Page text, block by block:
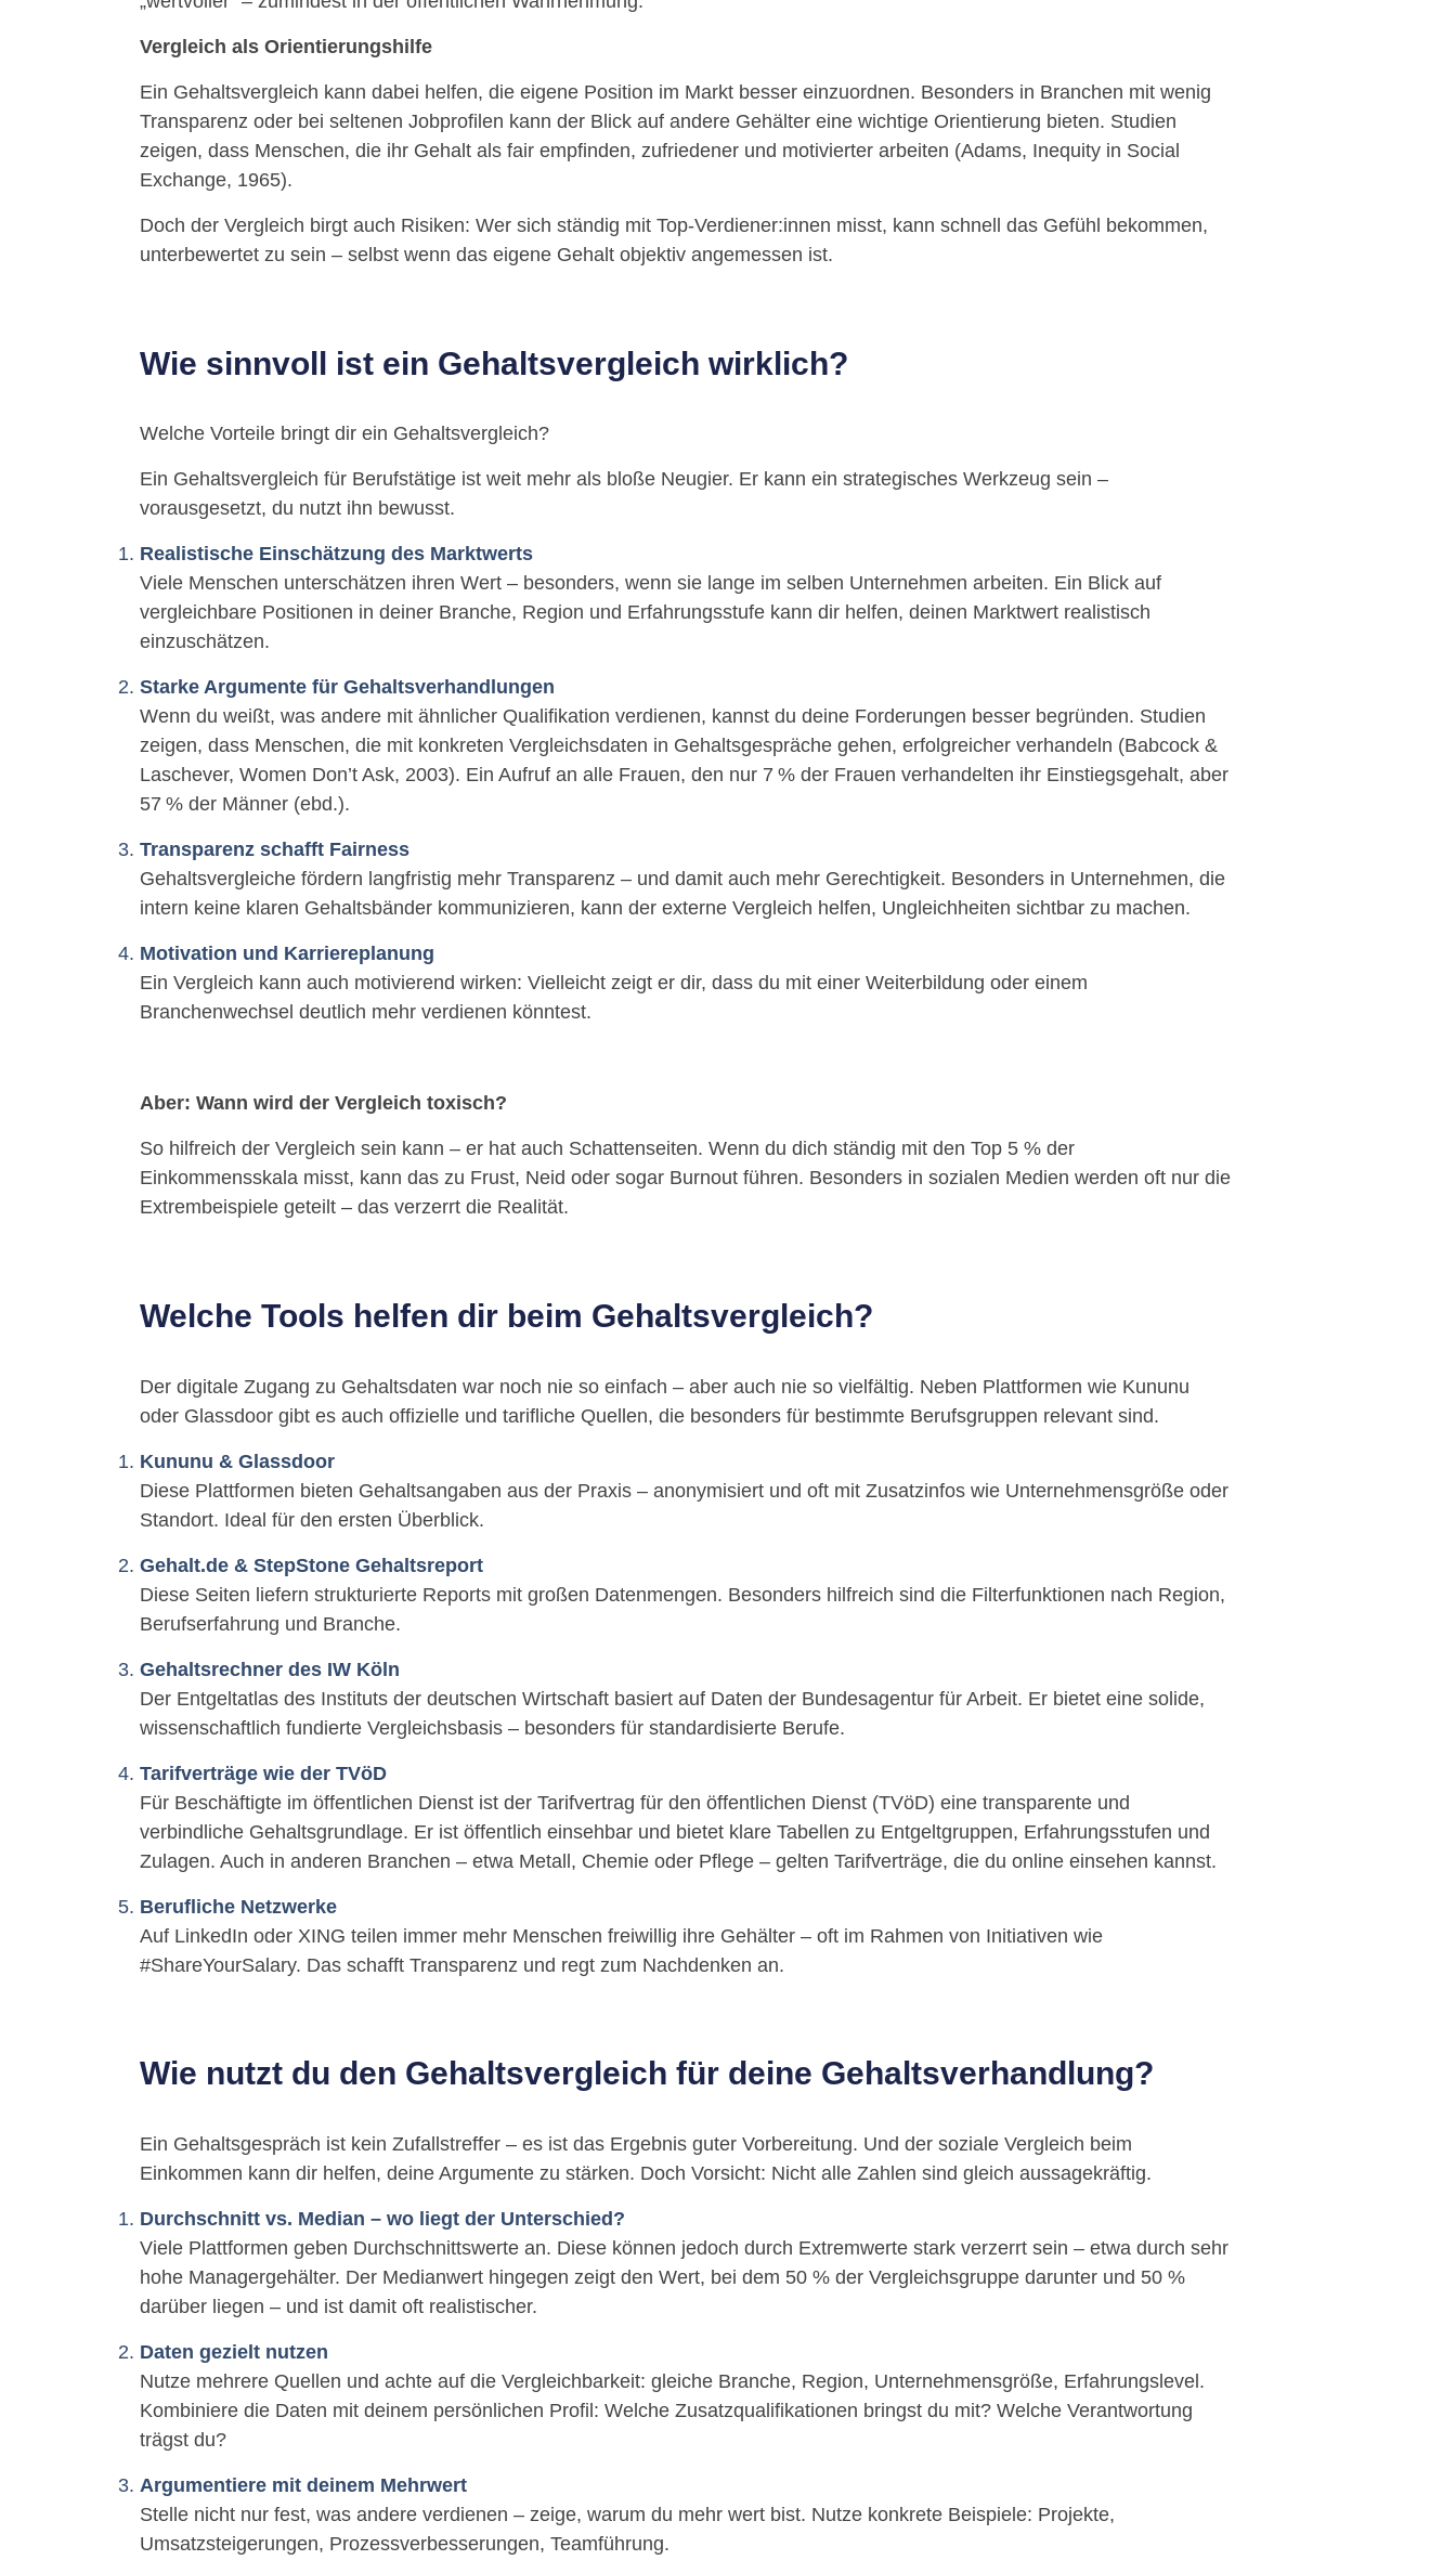
Vergleich als Orientierungshilfe
Ein Gehaltsvergleich kann dabei helfen, die eigene Position im Markt besser einzuordnen. Besonders in Branchen mit wenig
Transparenz oder bei seltenen Jobprofilen kann der Blick auf andere Gehälter eine wichtige Orientierung bieten. Studien
zeigen, dass Menschen, die ihr Gehalt als fair empfinden, zufriedener und motivierter arbeiten (Adams, Inequity in Social
Exchange, 1965).
Doch der Vergleich birgt auch Risiken: Wer sich ständig mit Top-Verdiener:innen misst, kann schnell das Gefühl bekommen,
unterbewertet zu sein – selbst wenn das eigene Gehalt objektiv angemessen ist.
Wie sinnvoll ist ein Gehaltsvergleich wirklich?
Welche Vorteile bringt dir ein Gehaltsvergleich?
Ein Gehaltsvergleich für Berufstätige ist weit mehr als bloße Neugier. Er kann ein strategisches Werkzeug sein –
vorausgesetzt, du nutzt ihn bewusst.
Realistische Einschätzung des Marktwerts
Viele Menschen unterschätzen ihren Wert – besonders, wenn sie lange im selben Unternehmen arbeiten. Ein Blick auf
vergleichbare Positionen in deiner Branche, Region und Erfahrungsstufe kann dir helfen, deinen Marktwert realistisch
einzuschätzen.
Starke Argumente für Gehaltsverhandlungen
Wenn du weißt, was andere mit ähnlicher Qualifikation verdienen, kannst du deine Forderungen besser begründen. Studien
zeigen, dass Menschen, die mit konkreten Vergleichsdaten in Gehaltsgespräche gehen, erfolgreicher verhandeln (Babcock &
Laschever, Women Don’t Ask, 2003). Ein Aufruf an alle Frauen, den nur 7 % der Frauen verhandelten ihr Einstiegsgehalt, aber
57 % der Männer (ebd.).
Transparenz schafft Fairness
Gehaltsvergleiche fördern langfristig mehr Transparenz – und damit auch mehr Gerechtigkeit. Besonders in Unternehmen, die
intern keine klaren Gehaltsbänder kommunizieren, kann der externe Vergleich helfen, Ungleichheiten sichtbar zu machen.
Motivation und Karriereplanung
Ein Vergleich kann auch motivierend wirken: Vielleicht zeigt er dir, dass du mit einer Weiterbildung oder einem
Branchenwechsel deutlich mehr verdienen könntest.
Aber: Wann wird der Vergleich toxisch?
So hilfreich der Vergleich sein kann – er hat auch Schattenseiten. Wenn du dich ständig mit den Top 5 % der
Einkommensskala misst, kann das zu Frust, Neid oder sogar Burnout führen. Besonders in sozialen Medien werden oft nur die
Extrembeispiele geteilt – das verzerrt die Realität.
Welche Tools helfen dir beim Gehaltsvergleich?
Der digitale Zugang zu Gehaltsdaten war noch nie so einfach – aber auch nie so vielfältig. Neben Plattformen wie Kununu
oder Glassdoor gibt es auch offizielle und tarifliche Quellen, die besonders für bestimmte Berufsgruppen relevant sind.
Kununu & Glassdoor
Diese Plattformen bieten Gehaltsangaben aus der Praxis – anonymisiert und oft mit Zusatzinfos wie Unternehmensgröße oder
Standort. Ideal für den ersten Überblick.
Gehalt.de & StepStone Gehaltsreport
Diese Seiten liefern strukturierte Reports mit großen Datenmengen. Besonders hilfreich sind die Filterfunktionen nach Region,
Berufserfahrung und Branche.
Gehaltsrechner des IW Köln
Der Entgeltatlas des Instituts der deutschen Wirtschaft basiert auf Daten der Bundesagentur für Arbeit. Er bietet eine solide,
wissenschaftlich fundierte Vergleichsbasis – besonders für standardisierte Berufe.
Tarifverträge wie der TVöD
Für Beschäftigte im öffentlichen Dienst ist der Tarifvertrag für den öffentlichen Dienst (TVöD) eine transparente und
verbindliche Gehaltsgrundlage. Er ist öffentlich einsehbar und bietet klare Tabellen zu Entgeltgruppen, Erfahrungsstufen und
Zulagen. Auch in anderen Branchen – etwa Metall, Chemie oder Pflege – gelten Tarifverträge, die du online einsehen kannst.
Berufliche Netzwerke
Auf LinkedIn oder XING teilen immer mehr Menschen freiwillig ihre Gehälter – oft im Rahmen von Initiativen wie
#ShareYourSalary. Das schafft Transparenz und regt zum Nachdenken an.
Wie nutzt du den Gehaltsvergleich für deine Gehaltsverhandlung?
Ein Gehaltsgespräch ist kein Zufallstreffer – es ist das Ergebnis guter Vorbereitung. Und der soziale Vergleich beim
Einkommen kann dir helfen, deine Argumente zu stärken. Doch Vorsicht: Nicht alle Zahlen sind gleich aussagekräftig.
Durchschnitt vs. Median – wo liegt der Unterschied?
Viele Plattformen geben Durchschnittswerte an. Diese können jedoch durch Extremwerte stark verzerrt sein – etwa durch sehr
hohe Managergehälter. Der Medianwert hingegen zeigt den Wert, bei dem 50 % der Vergleichsgruppe darunter und 50 %
darüber liegen – und ist damit oft realistischer.
Daten gezielt nutzen
Nutze mehrere Quellen und achte auf die Vergleichbarkeit: gleiche Branche, Region, Unternehmensgröße, Erfahrungslevel.
Kombiniere die Daten mit deinem persönlichen Profil: Welche Zusatzqualifikationen bringst du mit? Welche Verantwortung
trägst du?
Argumentiere mit deinem Mehrwert
Stelle nicht nur fest, was andere verdienen – zeige, warum du mehr wert bist. Nutze konkrete Beispiele: Projekte,
Umsatzsteigerungen, Prozessverbesserungen, Teamführung.